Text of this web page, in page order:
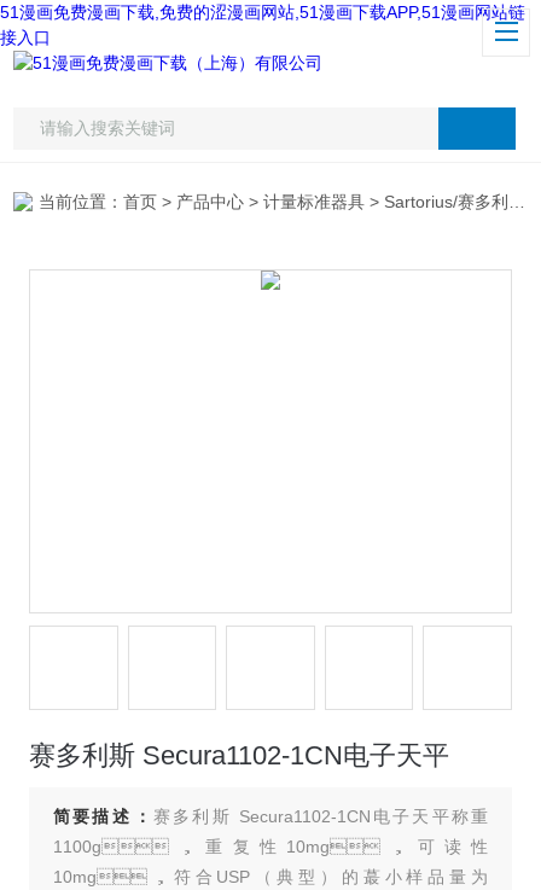
51漫画免费漫画下载,免费的涩漫画网站,51漫画下载APP,51漫画网站链
接入口
当前位置：首页 > 产品中心 >计量标准器具 > Sartorius/赛多利斯
赛多利斯 Secura1102-1CN电子天平
简要描述：赛多利斯 Secura1102-1CN电子天平称重
1100g，重复性10mg，可读性
10mg，符合USP（典型）的蕞小样品量为